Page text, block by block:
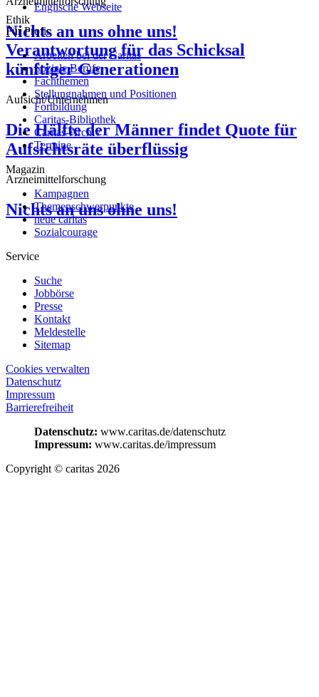
Nichts an uns ohne uns!
Ethik
Verantwortung für das Schicksal
künftiger Generationen
Aufsicht/Unternehmen
Die Hälfte der Männer findet Quote für
Aufsichtsräte überflüssig
Arzneimittelforschung
Nichts an uns ohne uns!
Englische Webseite
Für Profis
Arbeiten bei der Caritas
Soziale Berufe
Fachthemen
Stellungnahmen und Positionen
Fortbildung
Caritas-Bibliothek
Caritas-Archiv
Termine
Magazin
Kampagnen
Themenschwerpunkte
neue caritas
Sozialcourage
Service
Suche
Jobbörse
Presse
Kontakt
Meldestelle
Sitemap
Cookies verwalten
Datenschutz
Impressum
Barrierefreiheit
Datenschutz: www.caritas.de/datenschutz
Impressum: www.caritas.de/impressum
Copyright © caritas 2026